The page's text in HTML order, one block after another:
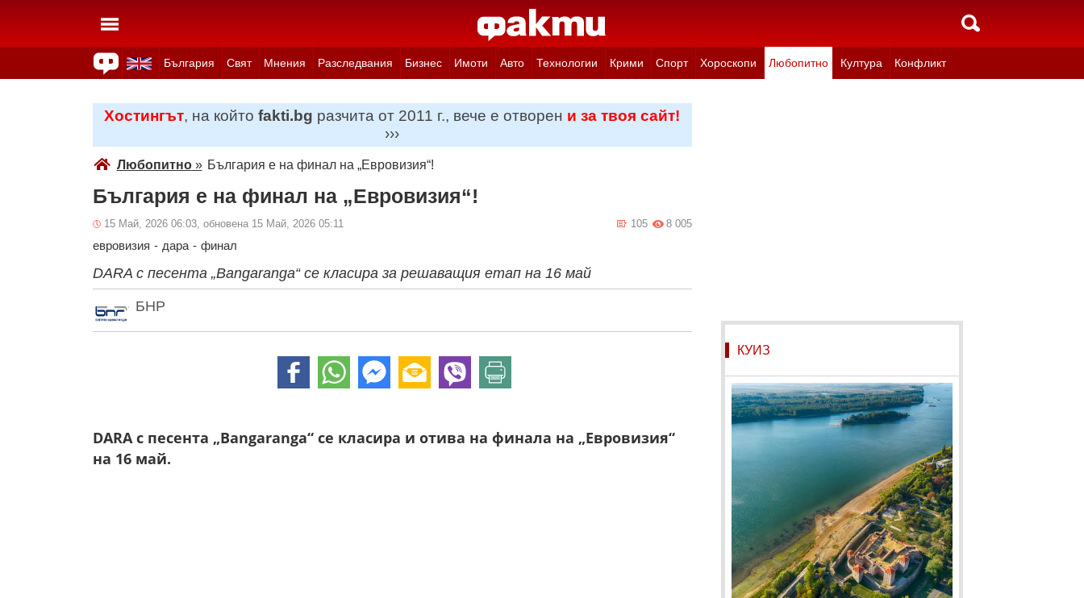
България Свят Мнения Разследвания Бизнес Имоти Авто Технологии Крими Спорт Хороскопи Любопитно Култура Конфликт
Хостингът, на койтоfakti.bg разчита от 2011 г., вече е отворен и за твоя сайт!
›››
Любопитно» България е на финал на „Евровизия“!
България е на финал на „Евровизия“!
15 Май, 2026 06:03, обновена 15 Май, 2026 05:11 8 005
105
евровизия - дара - финал
DARA с песента „Bangaranga“ се класира за решаващия етап на 16 май
БНР
DARA с песента „Bangaranga“ се класира и отива на финала на „Евровизия“
на 16 май.
КУИЗ